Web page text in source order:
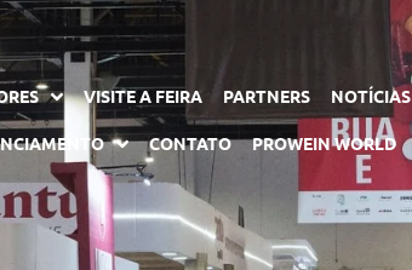
VISITE A FEIRA PARTNERS NOTÍCIAS
CONTATO PROWEIN WORLD